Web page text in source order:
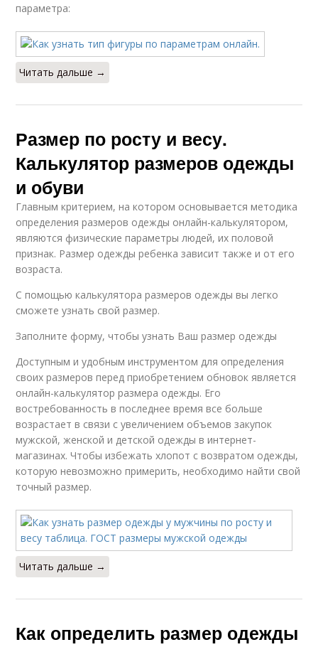
параметра:
Читать дальше →
Размер по росту и весу.
Калькулятор размеров одежды
и обуви
Главным критерием, на котором основывается методика
определения размеров одежды онлайн-калькулятором,
являются физические параметры людей, их половой
признак. Размер одежды ребенка зависит также и от его
возраста.
С помощью калькулятора размеров одежды вы легко
сможете узнать свой размер.
Заполните форму, чтобы узнать Ваш размер одежды
Доступным и удобным инструментом для определения
своих размеров перед приобретением обновок является
онлайн-калькулятор размера одежды. Его
востребованность в последнее время все больше
возрастает в связи с увеличением объемов закупок
мужской, женской и детской одежды в интернет-
магазинах. Чтобы избежать хлопот с возвратом одежды,
которую невозможно примерить, необходимо найти свой
точный размер.
Читать дальше →
Как определить размер одежды